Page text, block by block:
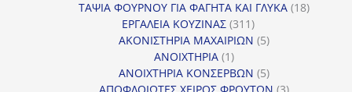
ΤΑΨΙΑ ΦΟΥΡΝΟΥ ΓΙΑ ΦΑΓΗΤΑ ΚΑΙ ΓΛΥΚΑ 1818
ΕΡΓΑΛΕΙΑ ΚΟΥΖΙΝΑΣ 311311
προϊόντα
ΑΚΟΝΙΣΤΗΡΙΑ ΜΑΧΑΙΡΙΩΝ 55
ΑΝΟΙΧΤΗΡΙΑ 11
προϊόν
ΑΝΟΙΧΤΗΡΙΑ ΚΟΝΣΕΡΒΩΝ 55
προϊόντα
ΑΠΟΦΛΟΙΩΤΕΣ ΧΕΙΡΟΣ ΦΡΟΥΤΩΝ 33